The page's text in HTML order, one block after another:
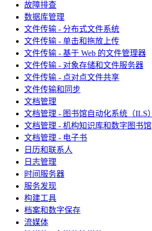
故障排查
数据库管理
文件传输 - 分布式文件系统
文件传输 - 单击和拖放上传
文件传输 - 基于 Web 的文件管理器
文件传输 - 对象存储和文件服务器
文件传输 - 点对点文件共享
文件传输和同步
文档管理
文档管理 - 图书馆自动化系统（ILS）
文档管理 - 机构知识库和数字图书馆
文档管理 - 电子书
日历和联系人
日志管理
时间服务器
服务发现
构建工具
档案和数字保存
流媒体